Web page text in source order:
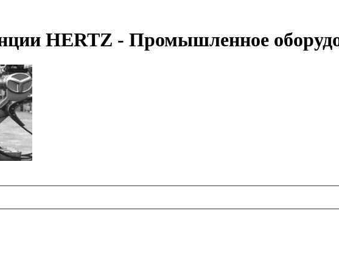
HERTZ - Промышленное